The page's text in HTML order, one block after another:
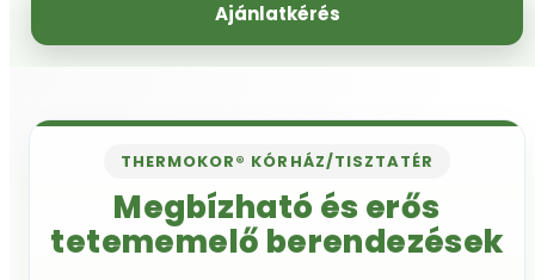
Ajánlatkérés
THERMOKOR® KÓRHÁZ/TISZTATÉR
Megbízható és erős
tetememelő berendezések